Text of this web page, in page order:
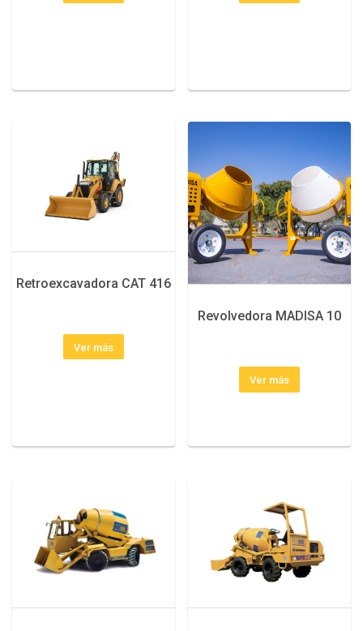
Retroexcavadora CAT 416
Ver más
Revolvedora MADISA 10
Ver más